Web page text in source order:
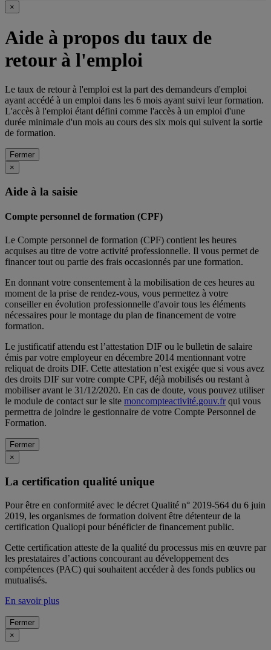
×
Aide à propos du taux de
retour à l'emploi
Le taux de retour à l'emploi est la part des demandeurs d'emploi
ayant accédé à un emploi dans les 6 mois ayant suivi leur formation.
L'accès à l'emploi étant défini comme l'accès à un emploi d'une
durée minimale d'un mois au cours des six mois qui suivent la sortie
de formation.
Fermer
×
Aide à la saisie
Compte personnel de formation (CPF)
Le Compte personnel de formation (CPF) contient les heures
acquises au titre de votre activité professionnelle. Il vous permet de
financer tout ou partie des frais occasionnés par une formation.
En donnant votre consentement à la mobilisation de ces heures au
moment de la prise de rendez-vous, vous permettez à votre
conseiller en évolution professionnelle d'avoir tous les éléments
nécessaires pour le montage du plan de financement de votre
formation.
Le justificatif attendu est l’attestation DIF ou le bulletin de salaire
émis par votre employeur en décembre 2014 mentionnant votre
reliquat de droits DIF. Cette attestation n’est exigée que si vous avez
des droits DIF sur votre compte CPF, déjà mobilisés ou restant à
mobiliser avant le 31/12/2020. En cas de doute, vous pouvez utiliser
le module de contact sur le site moncompteactivité.gouv.frqui vous
permettra de joindre le gestionnaire de votre Compte Personnel de
Formation.
Fermer
×
La certification qualité unique
Pour être en conformité avec le décret Qualité n° 2019-564 du 6 juin
2019, les organismes de formation doivent être détenteur de la
certification Qualiopi pour bénéficier de financement public.
Cette certification atteste de la qualité du processus mis en œuvre par
les prestataires d’actions concourant au développement des
compétences (PAC) qui souhaitent accéder à des fonds publics ou
mutualisés.
En savoir plus
Fermer
×